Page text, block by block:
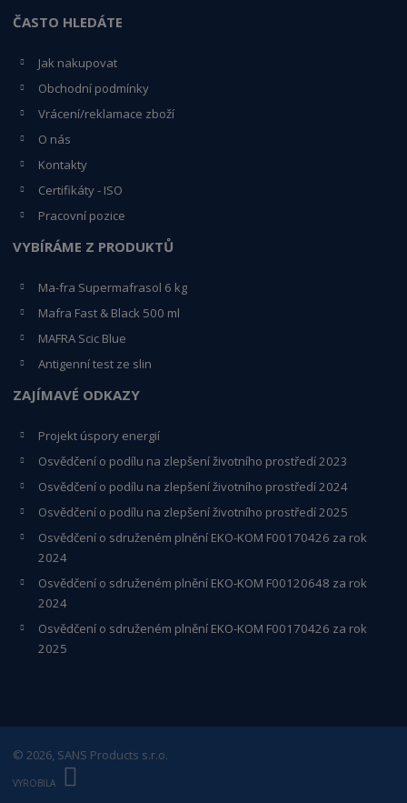
ČASTO HLEDÁTE
Jak nakupovat
Obchodní podmínky
Vrácení/reklamace zboží
O nás
Kontakty
Certifikáty - ISO
Pracovní pozice
VYBÍRÁME Z PRODUKTŮ
Ma-fra Supermafrasol 6 kg
Mafra Fast & Black 500 ml
MAFRA Scic Blue
Antigenní test ze slin
ZAJÍMAVÉ ODKAZY
Projekt úspory energií
Osvědčení o podílu na zlepšení životního prostředí 2023
Osvědčení o podílu na zlepšení životního prostředí 2024
Osvědčení o podílu na zlepšení životního prostředí 2025
Osvědčení o sdruženém plnění EKO-KOM F00170426 za rok
2024
Osvědčení o sdruženém plnění EKO-KOM F00120648 za rok
2024
Osvědčení o sdruženém plnění EKO-KOM F00170426 za rok
2025
© 2026, SANS Products s.r.o.
VYROBILA